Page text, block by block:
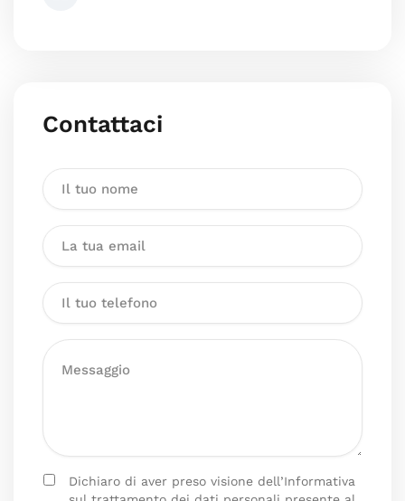
Contattaci
Dichiaro di aver preso visione dell’Informativa